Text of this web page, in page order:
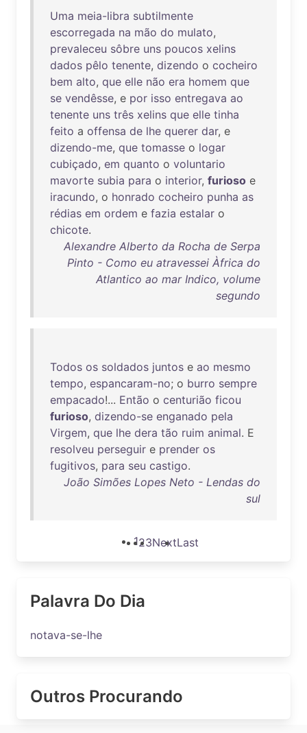
Uma meia-libra subtilmente
escorregada na mão do mulato,
prevaleceu sôbre uns poucos xelins
dados pêlo tenente, dizendo o cocheiro
bem alto, que elle não era homem que
se vendêsse, e por isso entregava ao
tenente uns três xelins que elle tinha
feito a offensa de lhe querer dar, e
dizendo-me, que tomasse o logar
cubiçado, em quanto o voluntario
mavorte subia para o interior, furioso e
iracundo, o honrado cocheiro punha as
rédias em ordem e fazia estalar o
chicote.
Alexandre Alberto da Rocha de Serpa
Pinto - Como eu atravessei Àfrica do
Atlantico ao mar Indico, volume
segundo
Todos os soldados juntos e ao mesmo
tempo, espancaram-no; o burro sempre
empacado!... Então o centurião ficou
furioso, dizendo-se enganado pela
Virgem, que lhe dera tão ruim animal. E
resolveu perseguir e prender os
fugitivos, para seu castigo.
João Simões Lopes Neto - Lendas do
sul
123NextLast
Palavra Do Dia
notava-se-lhe
Outros Procurando